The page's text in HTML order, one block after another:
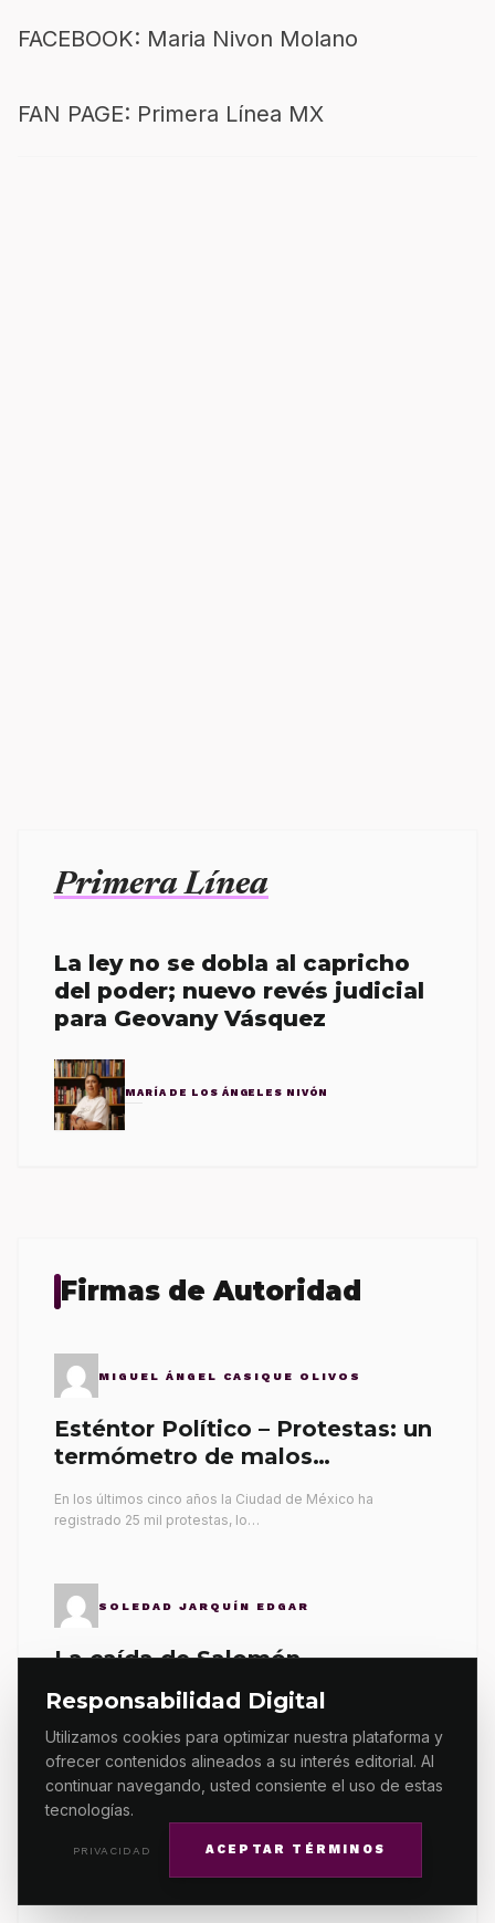
Responsabilidad Digital
Utilizamos cookies para optimizar nuestra plataforma y
ofrecer contenidos alineados a su interés editorial. Al
continuar navegando, usted consiente el uso de estas
tecnologías.
PRIVACIDAD ACEPTAR TÉRMINOS
FACEBOOK: Maria Nivon Molano
FAN PAGE: Primera Línea MX
Primera Línea
La ley no se dobla al capricho
del poder; nuevo revés judicial
para Geovany Vásquez
MARÍA DE LOS ÁNGELES NIVÓN
Firmas de Autoridad
MIGUEL ÁNGEL CASIQUE OLIVOS
Esténtor Político – Protestas: un
termómetro de malos
En los últimos cinco años la Ciudad de México ha
registrado 25 mil protestas, lo…
SOLEDAD JARQUÍN EDGAR
La caída de Salomón
El asesinato del periodista Francisco Alejandro Leyva
AGENCIAS
Exige COPAC el esclarecimiento